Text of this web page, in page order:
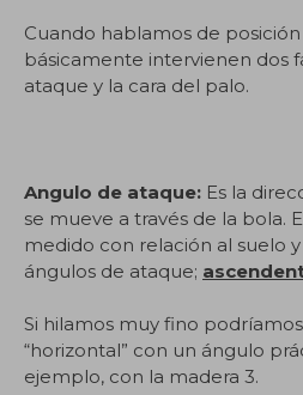
Cuando hablamos de
básicamente intervienen dos
ataque y la cara del palo.
Angulo de ataque: Es la
se mueve a través de la bola.
medido con relación al suelo
ángulos de ataque;
Si hilamos muy fino
“horizontal” con un ángulo
ejemplo, con la madera 3.